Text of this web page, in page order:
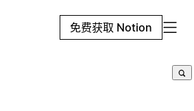
免费获取 Notion